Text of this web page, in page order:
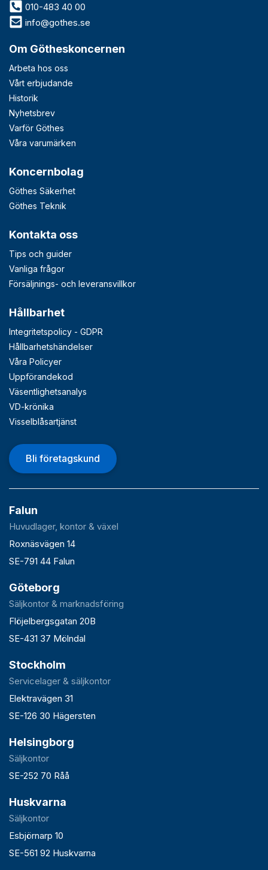
010-483 40 00
info@gothes.se
Om Götheskoncernen
Arbeta hos oss
Vårt erbjudande
Historik
Nyhetsbrev
Varför Göthes
Våra varumärken
Koncernbolag
Göthes Säkerhet
Göthes Teknik
Kontakta oss
Tips och guider
Vanliga frågor
Försäljnings- och leveransvillkor
Hållbarhet
Integritetspolicy - GDPR
Hållbarhetshändelser
Våra Policyer
Uppförandekod
Väsentlighetsanalys
VD-krönika
Visselblåsartjänst
Bli företagskund
Falun
Huvudlager, kontor & växel
Roxnäsvägen 14
SE-791 44 Falun
Göteborg
Säljkontor & marknadsföring
Flöjelbergsgatan 20B
SE-431 37 Mölndal
Stockholm
Servicelager & säljkontor
Elektravägen 31
SE-126 30 Hägersten
Helsingborg
Säljkontor
SE-252 70 Råå
Huskvarna
Säljkontor
Esbjörnarp 10
SE-561 92 Huskvarna